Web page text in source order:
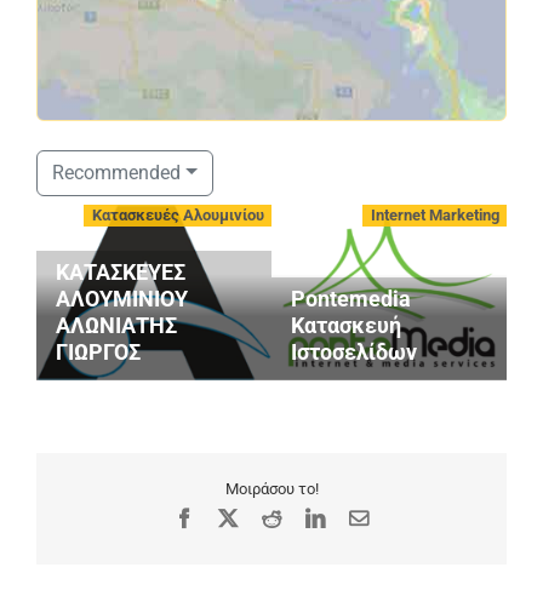
Recommended
Κατασκευές Αλουμινίου
ΚΑΤΑΣΚΕΥΕΣ
ΑΛΟΥΜΙΝΙΟΥ
ΑΛΩΝΙΑΤΗΣ
ΓΙΩΡΓΟΣ
Internet Marketing
Pontemedia
Κατασκευή
Ιστοσελίδων
Μοιράσου το!
Facebook RedditLinkedIn
Email